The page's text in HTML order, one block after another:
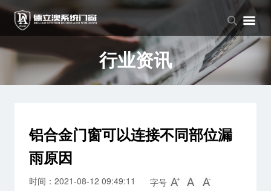
品牌中心
品牌介绍
企业文化
产品中心
窗系列
门系列
新闻中心
公司新闻
行业资讯
行业资讯
铝合金门窗可以连接不同部位漏
雨原因
时间：2021-08-12 09:49:11 字号